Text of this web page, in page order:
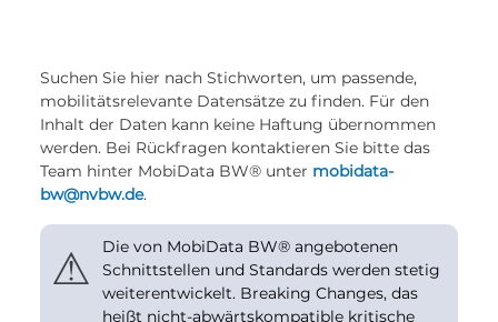
Suchen Sie hier nach Stichworten, um passende,
mobilitätsrelevante Datensätze zu finden. Für den
Inhalt der Daten kann keine Haftung übernommen
werden. Bei Rückfragen kontaktieren Sie bitte das
Team hinter MobiData BW® unter mobidata-
bw@nvbw.de.
⚠
Die von MobiData BW® angebotenen
Schnittstellen und Standards werden stetig
weiterentwickelt. Breaking Changes, das
heißt nicht-abwärtskompatible kritische